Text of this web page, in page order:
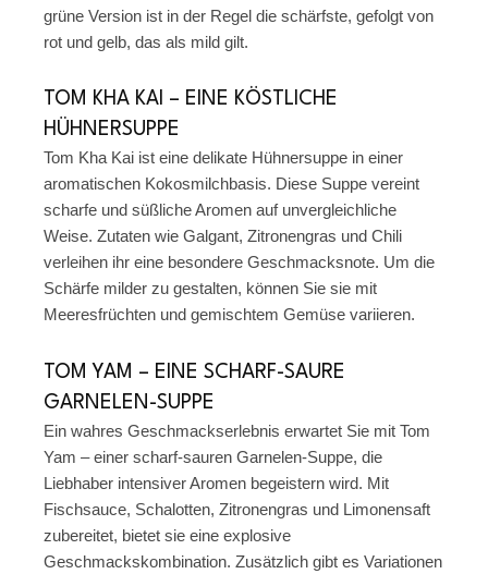
grüne Version ist in der Regel die schärfste, gefolgt von
rot und gelb, das als mild gilt.
TOM KHA KAI – EINE KÖSTLICHE
HÜHNERSUPPE
Tom Kha Kai ist eine delikate Hühnersuppe in einer
aromatischen Kokosmilchbasis. Diese Suppe vereint
scharfe und süßliche Aromen auf unvergleichliche
Weise. Zutaten wie Galgant, Zitronengras und Chili
verleihen ihr eine besondere Geschmacksnote. Um die
Schärfe milder zu gestalten, können Sie sie mit
Meeresfrüchten und gemischtem Gemüse variieren.
TOM YAM – EINE SCHARF-SAURE
GARNELEN-SUPPE
Ein wahres Geschmackserlebnis erwartet Sie mit Tom
Yam – einer scharf-sauren Garnelen-Suppe, die
Liebhaber intensiver Aromen begeistern wird. Mit
Fischsauce, Schalotten, Zitronengras und Limonensaft
zubereitet, bietet sie eine explosive
Geschmackskombination. Zusätzlich gibt es Variationen